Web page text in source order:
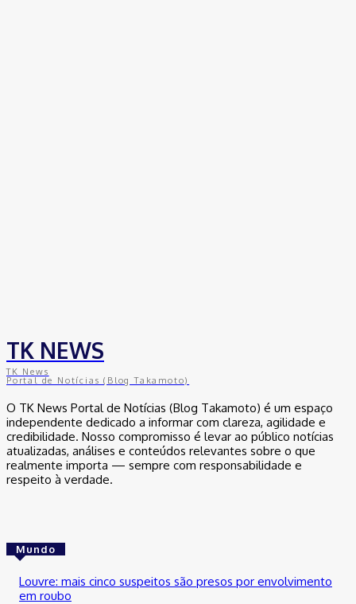
TK NEWS
TK News
Portal de Notícias (Blog Takamoto)
O TK News Portal de Notícias (Blog Takamoto) é um espaço
independente dedicado a informar com clareza, agilidade e
credibilidade. Nosso compromisso é levar ao público notícias
atualizadas, análises e conteúdos relevantes sobre o que
realmente importa — sempre com responsabilidade e
respeito à verdade.
Mundo
Louvre: mais cinco suspeitos são presos por envolvimento
em roubo